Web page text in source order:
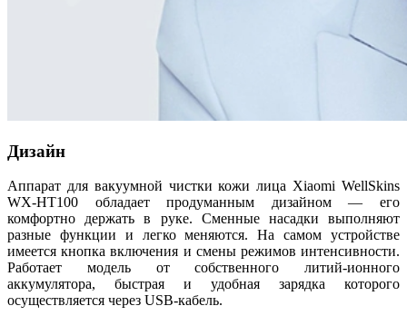
Дизайн
Аппарат для вакуумной чистки кожи лица Xiaomi WellSkins
WX-HT100 обладает продуманным дизайном — его
комфортно держать в руке. Сменные насадки выполняют
разные функции и легко меняются. На самом устройстве
имеется кнопка включения и смены режимов интенсивности.
Работает модель от собственного литий-ионного
аккумулятора, быстрая и удобная зарядка которого
осуществляется через USB-кабель.